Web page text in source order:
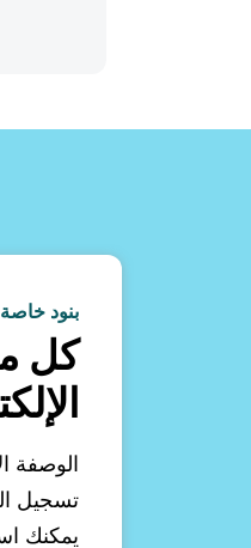
بنود خاصة
كل
الوصفة
تسجيل
يمكنك